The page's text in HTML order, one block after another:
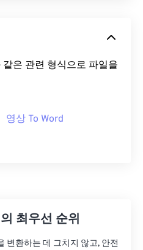
은 관련 형식으로 파일을
영상 To Word
최우선 순위
변환하는 데 그치지 않고, 안전